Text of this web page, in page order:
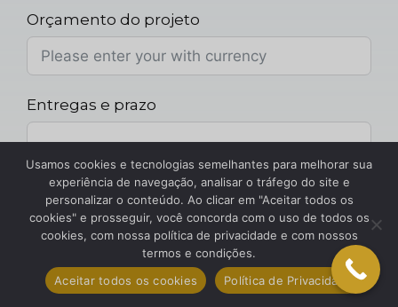
Orçamento do projeto
Entregas e prazo
Anexo do Projeto
Escolher arquivo
Sua mensagem
Usamos cookies e tecnologias semelhantes para melhorar sua
experiência de navegação, analisar o tráfego do site e
personalizar o conteúdo. Ao clicar em "Aceitar todos os
cookies" e prosseguir, você concorda com o uso de todos os
cookies, com nossa política de privacidade e com nossos
termos e condições.
Aceitar todos os cookies
Política de Privacidade